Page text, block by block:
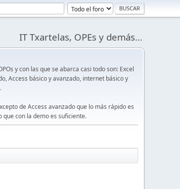
IT Txartelas, OPEs y demás...
y con las que se abarca casi todo son: Excel
Access básico y avanzado, internet básico y
de Access avanzado que lo más rápido es
que con la demo es suficiente.